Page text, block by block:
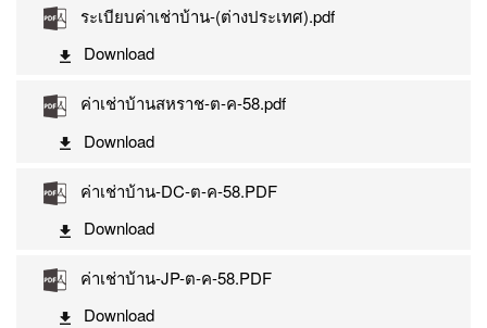
ระเบียบค่าเช่าบ้าน-(ต่างประเทศ).pdf
Download
ค่าเช่าบ้านสหราช-ต-ค-58.pdf
Download
ค่าเช่าบ้าน-DC-ต-ค-58.PDF
Download
ค่าเช่าบ้าน-JP-ต-ค-58.PDF
Download